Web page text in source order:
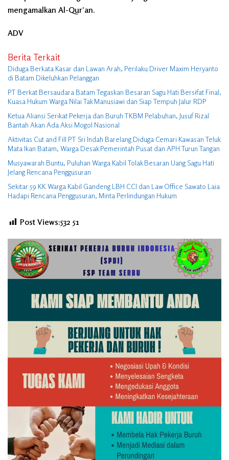
mengamalkan Al-Qur’an.
ADV
Berita Terkait
Diduga Berkata Kasar dan Lawan Arah, Perilaku Driver Maxim Heryanto
di Batam Dikeluhkan Pelanggan
PT Berkat Bersaudara Batam Tegaskan Besaran Sagu Hati Bersifat Final,
Kuasa Hukum Warga Nilai Tak Manusiawi dan Siap Tempuh Jalur RDP
Ketua Aliansi Serikat Pekerja dan Buruh TKBM Pelabuhan, Jusuf Rizal
Bantah Akan Ada Aksi Mogol Nasional
Aktivitas Cut and Fill PT Sri Indah Barelang Diduga Cemari Kawasan Teluk
Mata Ikan Batam, Warga Desak Pemerintah Pusat dan APH Turun Tangan
Musyawarah Buntu, Puluhan Warga Kabil Tolak Besaran Uang Sagu Hati
Jelang Rencana Penggusuran
Sekitar 59 KK Warga Kabil Gandeng LBH CCI dan Law Office Sawato Laia
Hadapi Rencana Penggusuran, Minta Perlindungan Hukum
Post Views:532 51